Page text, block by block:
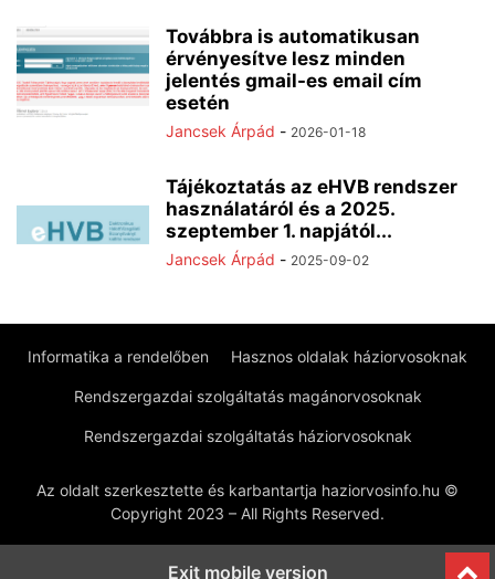
Továbbra is automatikusan
érvényesítve lesz minden
jelentés gmail-es email cím
esetén
Jancsek Árpád - 2026-01-18
Tájékoztatás az eHVB rendszer
használatáról és a 2025.
szeptember 1. napjától...
Jancsek Árpád - 2025-09-02
Informatika a rendelőben Hasznos oldalak háziorvosoknak
Rendszergazdai szolgáltatás magánorvosoknak
Rendszergazdai szolgáltatás háziorvosoknak
Az oldalt szerkesztette és karbantartja haziorvosinfo.hu ©
Copyright 2023 – All Rights Reserved.
Exit mobile version